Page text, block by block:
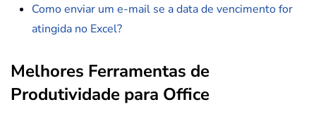
Como enviar um e-mail se a data de vencimento for
atingida no Excel?
Melhores Ferramentas de
Produtividade para Office